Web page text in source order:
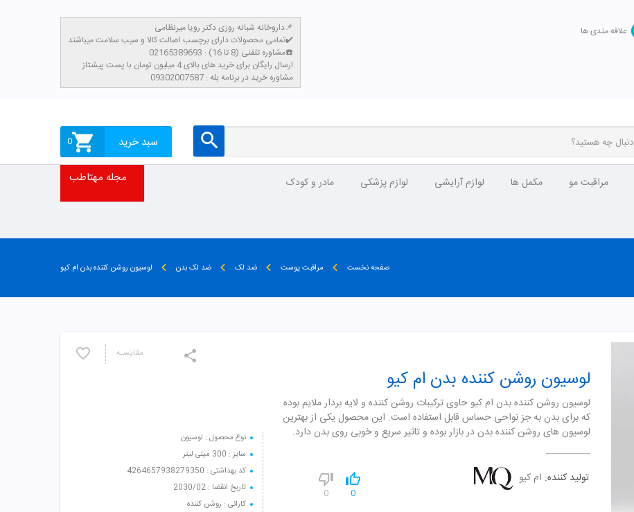
علاقه مندی ها
داروخانه شبانه روزی دکتر رویا میرنظامی📌
تمامی محصولات دارای برچسب اصالت کالا و سیب سلامت میباشند✔️
مشاوره تلفنی (8 تا 16) : 02165389693☎️
​ارسال رایگان برای خرید های بالای 4 میلیون تومان با پست پیشتاز
مشاوره خرید در برنامه بله : 09302007587
سبد خرید 0
مراقبت مو مکمل ها لوازم آرایشی لوازم پزشکی مادر و کودک مجله مهتاطب
صفحه نخست مراقبت پوست ضد لک ضد لک بدن لوسیون روشن کننده بدن ام کیو
مقایسـه
نوع محصول : لوسیون
سایز : 300 میلی لیتر
کد بهداشتی : 4264657938279350
تاریخ انقضا : 2030/02
کارائی : روشن کننده
لوسیون روشن کننده بدن ام کیو
لوسیون روشن کننده بدن ام کیو حاوی ترکیبات روشن کننده و لایه بردار ملایم بوده
که برای بدن به جز نواحی حساس قابل استفاده است. این محصول یکی از بهترین
لوسیون های روشن کننده بدن در بازار بوده و تاثیر سریع و خوبی روی بدن دارد.
تولید کننده: ام کیو
0
0